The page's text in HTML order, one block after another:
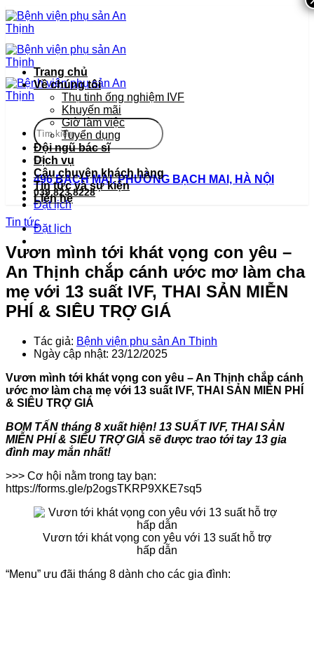
Bỏ
qua
nội
dung
496 BẠCH MAI, PHƯỜNG BẠCH MAI, HÀ NỘI
039.823.8228
Đặt lịch
Đặt lịch
Trang chủ
Về chúng tôi
Thụ tinh ống nghiệm IVF
Khuyến mãi
Giờ làm việc
Tuyển dụng
Đội ngũ bác sĩ
Dịch vụ
Câu chuyện khách hàng
Tin tức và sự kiện
Liên hệ
Tin tức
Vươn mình tới khát vọng con yêu –
An Thịnh chắp cánh ước mơ làm cha
mẹ với 13 suất IVF, THAI SẢN MIỄN
PHÍ & SIÊU TRỢ GIÁ
Tác giả: Bệnh viện phụ sản An Thịnh
Ngày cập nhật: 23/12/2025
Vươn mình tới khát vọng con yêu – An Thịnh chắp cánh
ước mơ làm cha mẹ với 13 suất IVF, THAI SẢN MIỄN PHÍ
& SIÊU TRỢ GIÁ
BOM TẤN tháng 8 xuất hiện! 13 SUẤT IVF, THAI SẢN
MIỄN PHÍ & SIÊU TRỢ GIÁ sẽ được trao tới tay 13 gia
đình may mắn nhất!
>>> Cơ hội nằm trong tay bạn:
https://forms.gle/p2ogsTKRP9XKE7sq5
Vươn tới khát vọng con yêu với 13 suất hỗ trợ
hấp dẫn
“Menu” ưu đãi tháng 8 dành cho các gia đình: